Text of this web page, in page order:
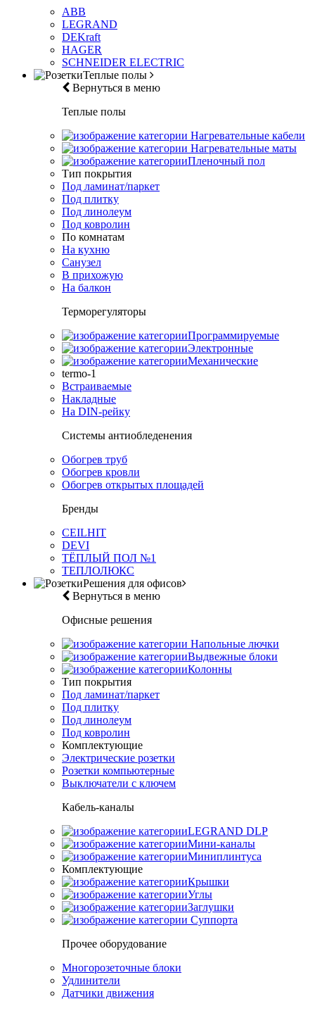
ABB
LEGRAND
DEKraft
HAGER
SCHNEIDER ELECTRIC
Теплые полы
Вернуться в меню
Теплые полы
Нагревательные кабели
Нагревательные маты
Пленочный пол
Тип покрытия
Под ламинат/паркет
Под плитку
Под линолеум
Под ковролин
По комнатам
На кухню
Санузел
В прихожую
На балкон
Терморегуляторы
Программируемые
Электронные
Механические
termo-1
Встраиваемые
Накладные
На DIN-рейку
Системы антиобледенения
Обогрев труб
Обогрев кровли
Обогрев открытых площадей
Бренды
CEILHIT
DEVI
ТЁПЛЫЙ ПОЛ №1
ТЕПЛОЛЮКС
Решения для офисов
Вернуться в меню
Офисные решения
Напольные лючки
Выдвежные блоки
Колонны
Тип покрытия
Под ламинат/паркет
Под плитку
Под линолеум
Под ковролин
Комплектующие
Электрические розетки
Розетки компьютерные
Выключатели с ключем
Кабель-каналы
LEGRAND DLP
Мини-каналы
Миниплинтуса
Комплектующие
Крышки
Углы
Заглушки
Суппорта
Прочее оборудование
Многорозеточные блоки
Удлинители
Датчики движения